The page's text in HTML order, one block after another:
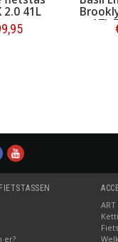
MIK Hooks
17L Zilvergroen
er?